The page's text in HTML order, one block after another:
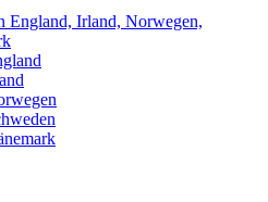
England, Irland, Norwegen,